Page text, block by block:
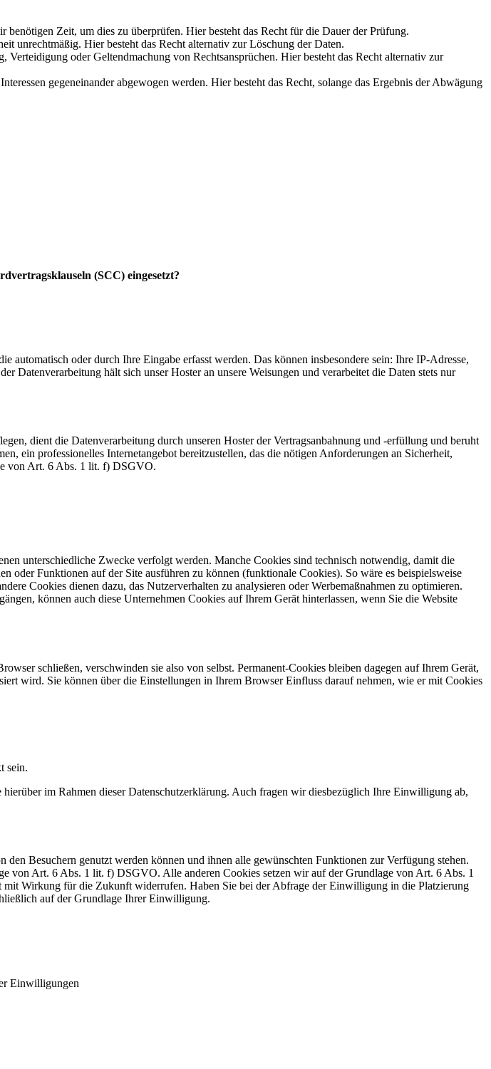
Zeit, um dies zu überprüfen. Hier besteht das Recht für die Dauer der Prüfung.
unrechtmäßig. Hier besteht das Recht alternativ zur Löschung der Daten.
oder Geltendmachung von Rechtsansprüchen. Hier besteht das Recht alternativ zur
gegeneinander abgewogen werden. Hier besteht das Recht, solange das Ergebnis der Abwägung
(SCC) eingesetzt?
automatisch oder durch Ihre Eingabe erfasst werden. Das können insbesondere sein: Ihre IP-Adresse,
Datenverarbeitung hält sich unser Hoster an unsere Weisungen und verarbeitet die Daten stets nur
dient die Datenverarbeitung durch unseren Hoster der Vertragsanbahnung und -erfüllung und beruht
ein professionelles Internetangebot bereitzustellen, das die nötigen Anforderungen an Sicherheit,
von Art. 6 Abs. 1 lit. f) DSGVO.
unterschiedliche Zwecke verfolgt werden. Manche Cookies sind technisch notwendig, damit die
Funktionen auf der Site ausführen zu können (funktionale Cookies). So wäre es beispielsweise
Cookies dienen dazu, das Nutzerverhalten zu analysieren oder Werbemaßnahmen zu optimieren.
können auch diese Unternehmen Cookies auf Ihrem Gerät hinterlassen, wenn Sie die Website
schließen, verschwinden sie also von selbst. Permanent-Cookies bleiben dagegen auf Ihrem Gerät,
wird. Sie können über die Einstellungen in Ihrem Browser Einfluss darauf nehmen, wie er mit Cookies
sein.
im Rahmen dieser Datenschutzerklärung. Auch fragen wir diesbezüglich Ihre Einwilligung ab,
Besuchern genutzt werden können und ihnen alle gewünschten Funktionen zur Verfügung stehen.
von Art. 6 Abs. 1 lit. f) DSGVO. Alle anderen Cookies setzen wir auf der Grundlage von Art. 6 Abs. 1
Wirkung für die Zukunft widerrufen. Haben Sie bei der Abfrage der Einwilligung in die Platzierung
auf der Grundlage Ihrer Einwilligung.
Einwilligungen